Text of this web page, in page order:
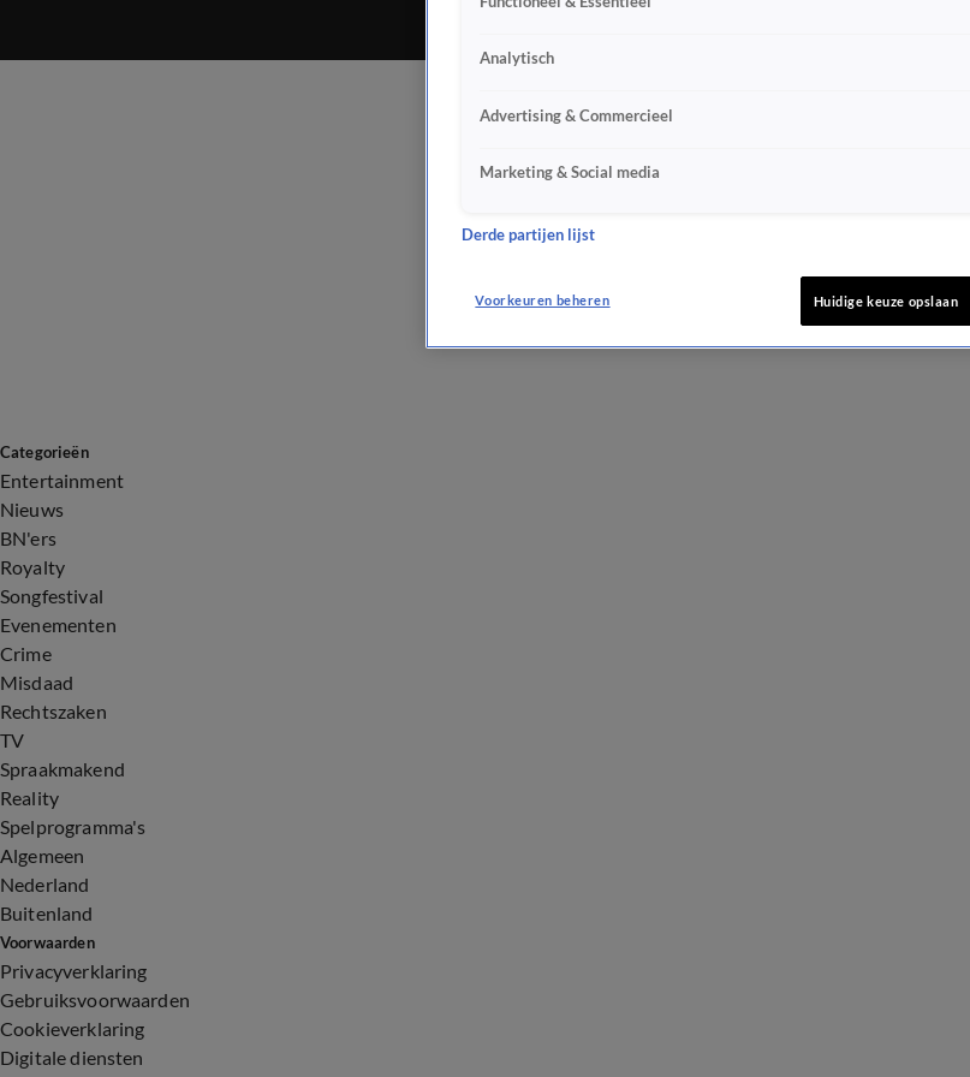
Categorieën
Entertainment
Nieuws
BN'ers
Royalty
Songfestival
Evenementen
Crime
Misdaad
Rechtszaken
TV
Spraakmakend
Reality
Spelprogramma's
Algemeen
Nederland
Buitenland
Voorwaarden
Privacyverklaring
Gebruiksvoorwaarden
Cookieverklaring
Digitale diensten
Analytisch
Advertising & Commercieel
Marketing & Social media
Derde partijen lijst
Voorkeuren beheren Huidige keuze opslaan